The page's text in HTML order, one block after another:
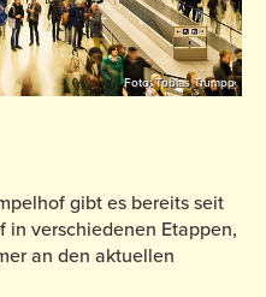
Foto: Tobias Trumpp
gibt es bereits seit
in verschiedenen Etappen,
an den aktuellen